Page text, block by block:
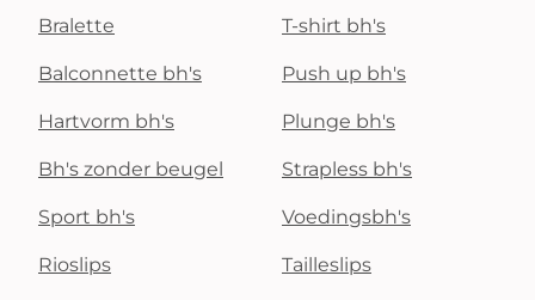
Bralette T-shirt bh's
Balconnette bh's Push up bh's
Hartvorm bh's Plunge bh's
Bh's zonder beugel Strapless bh's
Sport bh's Voedingsbh's
Rioslips Tailleslips